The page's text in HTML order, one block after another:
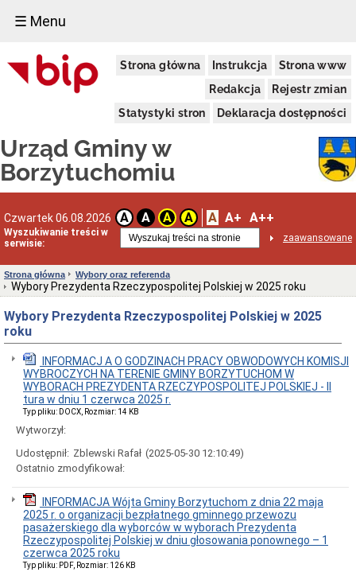
☰ Menu
Strona główna Instrukcja
Strona www
Redakcja
Rejestr zmian
Statystyki stron
Deklaracja dostępności
Urząd Gminy w
Borzytuchomiu
Czwartek 06.08.2026 A A A A A A+ A++
Wyszukiwanie treści w
serwisie:
zaawansowane
Urząd
Gminy
Informacja
dróg
na
terenie
Gminy
Borzytuchom
sezonie
zimowym
2025/2026
Wójta
Gminy
Borzytuchom
o
przystąpieniu
Gminy
do
preferencyjnego
zakupu
paliwa
stałego
(węgla)
przeznaczeniem
dla
gospodarstw
domowych
Wiadomości
Zawiadomienia
Dane
adresowe
Strona główna Wybory oraz referenda
Wybory Prezydenta Rzeczypospolitej Polskiej w 2025 roku
Wybory Prezydenta Rzeczypospolitej Polskiej w 2025
roku
INFORMACJ A O GODZINACH PRACY OBWODOWYCH KOMISJI
WYBROCZYCH NA TERENIE GMINY BORZYTUCHOM W
WYBORACH PREZYDENTA RZECZYPOSPOLITEJ POLSKIEJ - II
tura w dniu 1 czerwca 2025 r.
Typ pliku: DOCX, Rozmiar: 14 KB
Wytworzył:
Udostępnił: Zblewski Rafał (2025-05-30 12:10:49)
Ostatnio zmodyfikował:
INFORMACJA Wójta Gminy Borzytuchom z dnia 22 maja
2025 r. o organizacji bezpłatnego gminnego przewozu
pasażerskiego dla wyborców w wyborach Prezydenta
Rzeczypospolitej Polskiej w dniu głosowania ponownego – 1
czerwca 2025 roku
Typ pliku: PDF, Rozmiar: 126 KB